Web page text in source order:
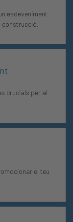
esdeveniment
construcció.
crucials per al
el teu